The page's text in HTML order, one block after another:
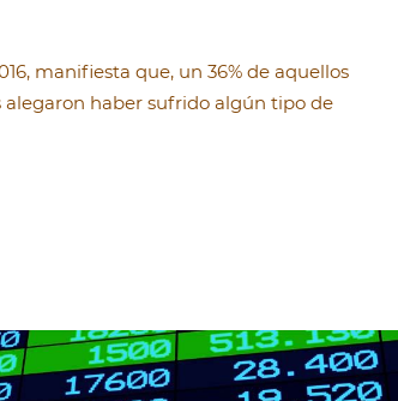
manifiesta que, un 36% de aquellos
haber sufrido algún tipo de